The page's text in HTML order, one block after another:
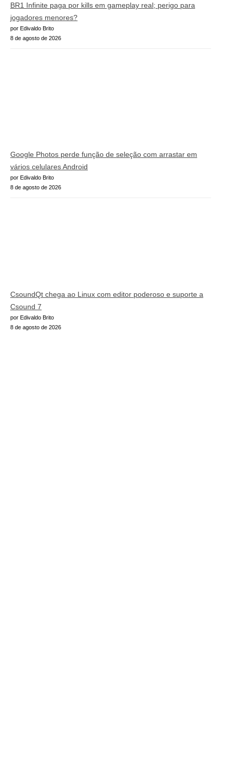
BR1 Infinite paga por kills em gameplay real; perigo para
jogadores menores?
por Edivaldo Brito
8 de agosto de 2026
Google Photos perde função de seleção com arrastar em
vários celulares Android
por Edivaldo Brito
8 de agosto de 2026
CsoundQt chega ao Linux com editor poderoso e suporte a
Csound 7
por Edivaldo Brito
8 de agosto de 2026